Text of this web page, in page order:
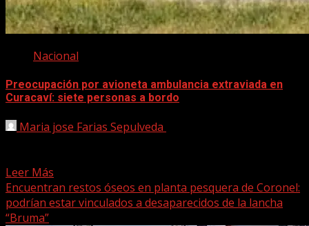
Nacional
Preocupación por avioneta ambulancia extraviada en
Curacaví: siete personas a bordo
Maria jose Farias Sepulveda
Leer Más
Encuentran restos óseos en planta pesquera de Coronel:
podrían estar vinculados a desaparecidos de la lancha
“Bruma”